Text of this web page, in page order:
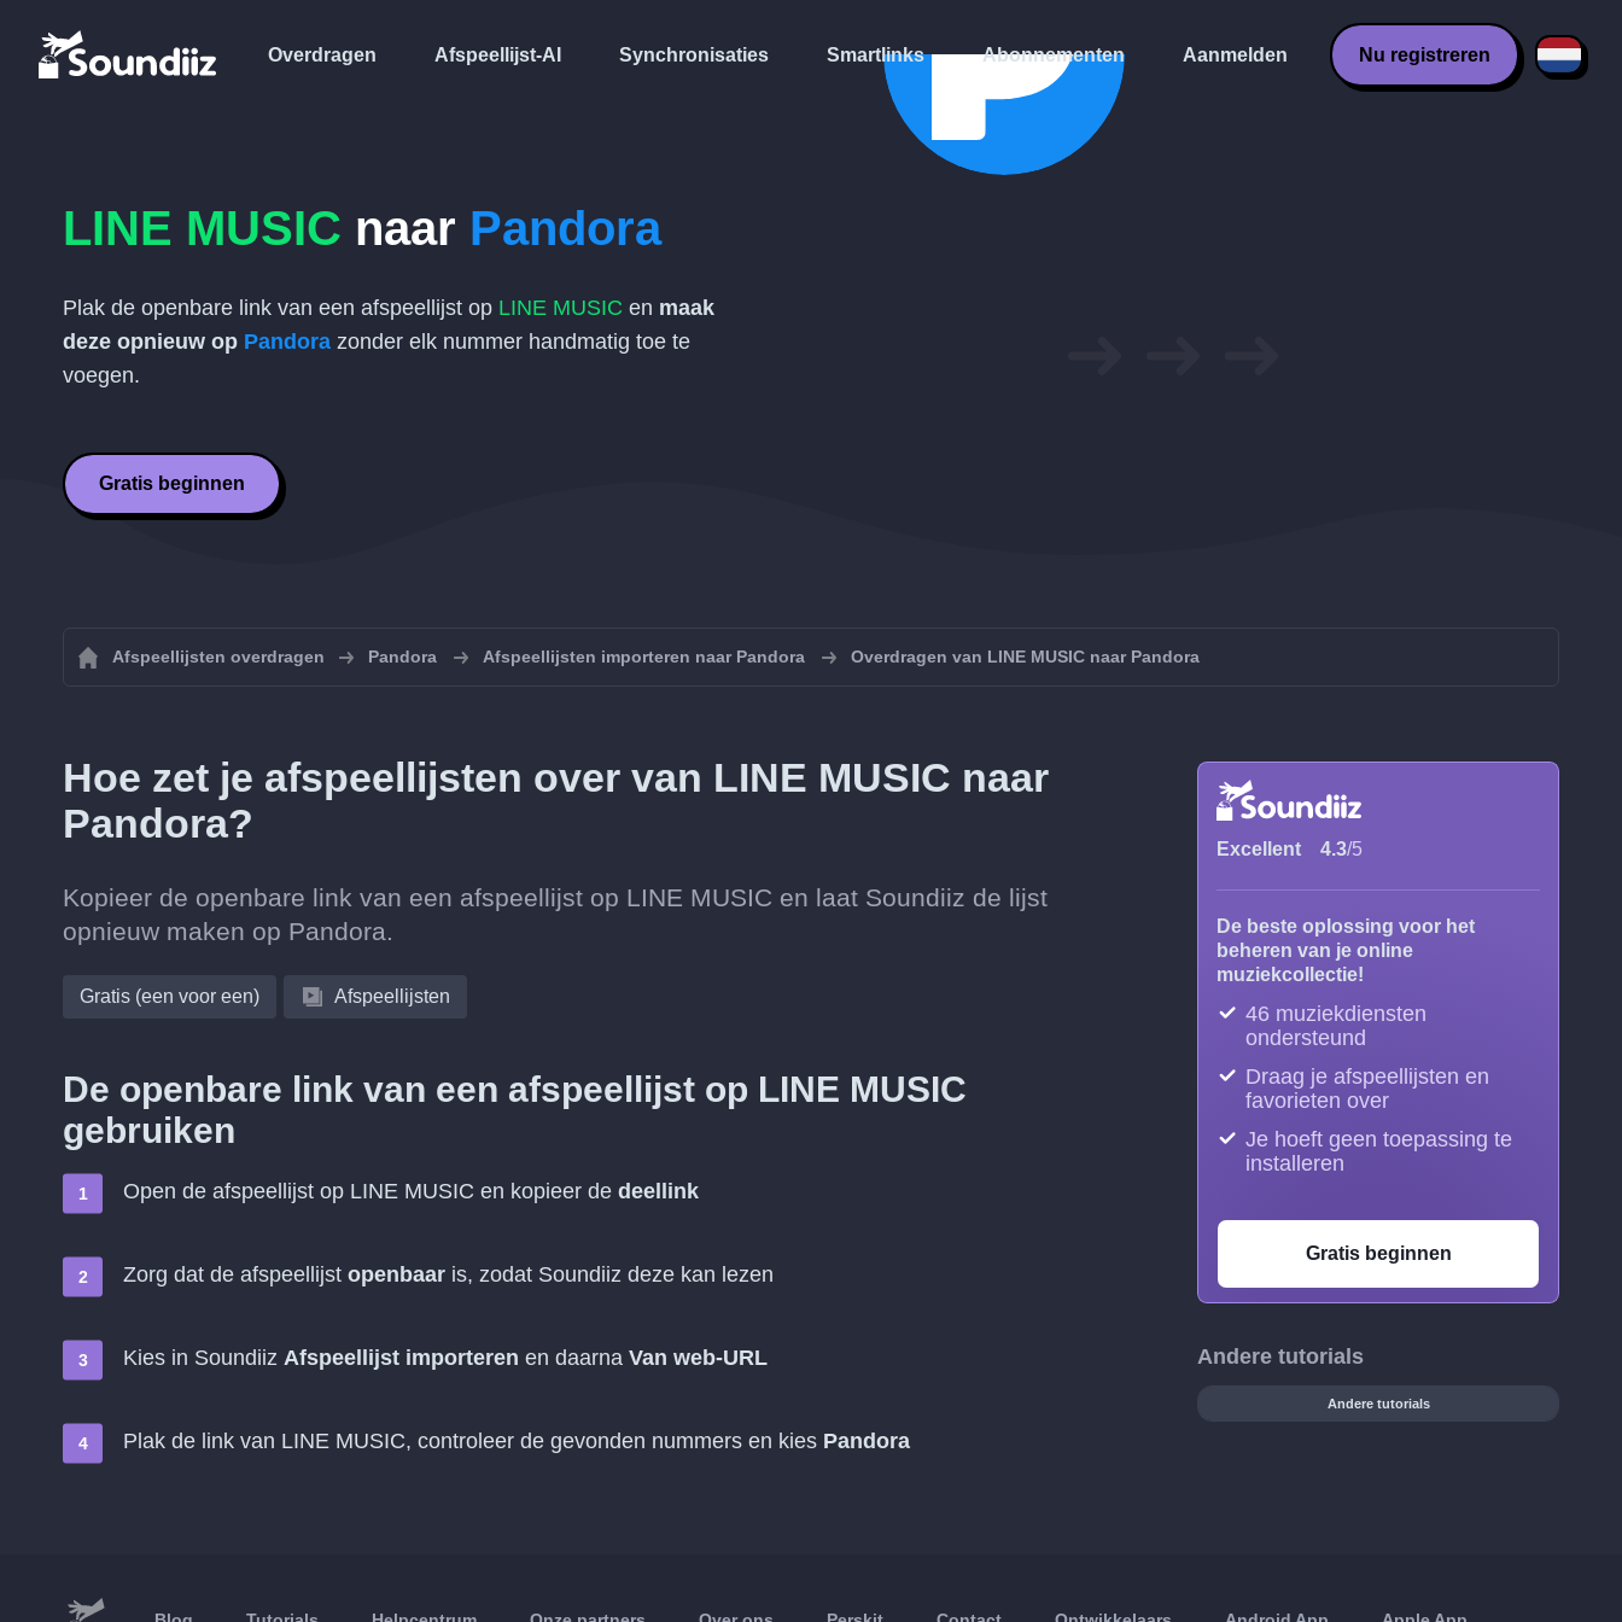
Overdragen Afspeellijst-AI Synchronisaties Smartlinks Abonnementen Aanmelden Nu registreren
LINE MUSIC naar Pandora
Plak de openbare link van een afspeellijst op LINE MUSIC en maak
deze opnieuw op Pandora zonder elk nummer handmatig toe te
voegen.
Gratis beginnen
Afspeellijsten overdragen Pandora Afspeellijsten importeren naar Pandora Overdragen van LINE MUSIC naar Pandora
Hoe zet je afspeellijsten over van LINE MUSIC naar
Pandora?
Kopieer de openbare link van een afspeellijst op LINE MUSIC en laat Soundiiz de lijst
opnieuw maken op Pandora.
Gratis (een voor een) Afspeellijsten
De openbare link van een afspeellijst op LINE MUSIC
gebruiken
Open de afspeellijst op LINE MUSIC en kopieer de deellink
Zorg dat de afspeellijst openbaar is, zodat Soundiiz deze kan lezen
Kies in Soundiiz Afspeellijst importeren en daarna Van web-URL
Plak de link van LINE MUSIC, controleer de gevonden nummers en kies Pandora
Excellent 4.3/5
De beste oplossing voor het
beheren van je online
muziekcollectie!
46 muziekdiensten
ondersteund
Draag je afspeellijsten en
favorieten over
Je hoeft geen toepassing te
installeren
Gratis beginnen
Andere tutorials
Andere tutorials